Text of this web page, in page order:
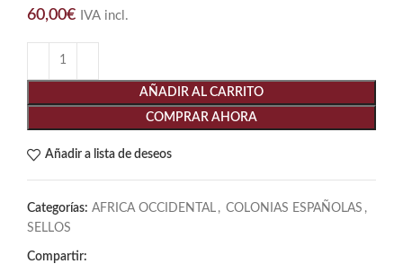
60,00€ IVA incl.
AÑADIR AL CARRITO
COMPRAR AHORA
Añadir a lista de deseos
Categorías: AFRICA OCCIDENTAL , COLONIAS ESPAÑOLAS ,
SELLOS
Compartir: